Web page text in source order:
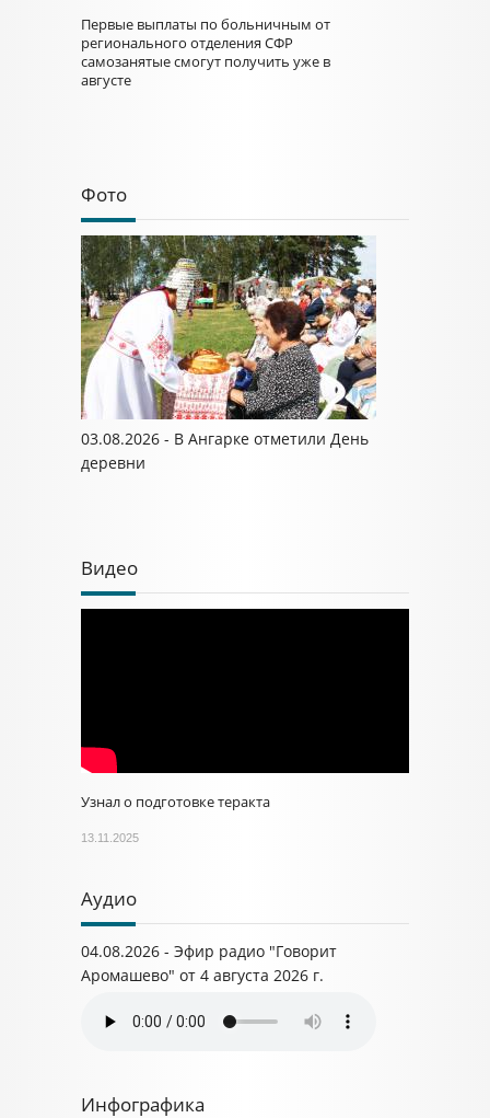
Первые выплаты по больничным от
регионального отделения СФР
самозанятые смогут получить уже в
августе
Фото
03.08.2026 - В Ангарке отметили День
деревни
Видео
Узнал о подготовке теракта
13.11.2025
Аудио
04.08.2026 - Эфир радио "Говорит
Аромашево" от 4 августа 2026 г.
Инфографика